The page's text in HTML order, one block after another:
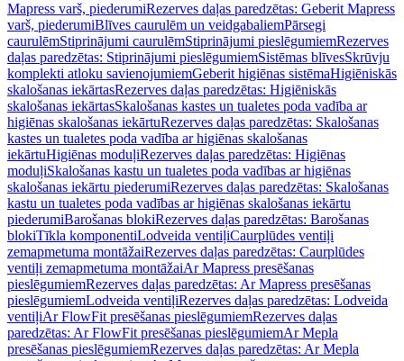
Mapress varš, piederumiRezerves daļas paredzētas: Geberit Mapress
varš, piederumiBlīves caurulēm un veidgabaliemPārsegi
caurulēmStiprinājumi caurulēmStiprinājumi pieslēgumiemRezerves
daļas paredzētas: Stiprinājumi pieslēgumiemSistēmas blīvesSkrūvju
komplekti atloku savienojumiemGeberit higiēnas sistēmaHigiēniskās
skalošanas iekārtasRezerves daļas paredzētas: Higiēniskās
skalošanas iekārtasSkalošanas kastes un tualetes poda vadība ar
higiēnas skalošanas iekārtuRezerves daļas paredzētas: Skalošanas
kastes un tualetes poda vadība ar higiēnas skalošanas
iekārtuHigiēnas moduļiRezerves daļas paredzētas: Higiēnas
moduļiSkalošanas kastu un tualetes poda vadības ar higiēnas
skalošanas iekārtu piederumiRezerves daļas paredzētas: Skalošanas
kastu un tualetes poda vadības ar higiēnas skalošanas iekārtu
piederumiBarošanas blokiRezerves daļas paredzētas: Barošanas
blokiTīkla komponentiLodveida ventiļiCaurplūdes ventiļi
zemapmetuma montāžaiRezerves daļas paredzētas: Caurplūdes
ventiļi zemapmetuma montāžaiAr Mapress presēšanas
pieslēgumiemRezerves daļas paredzētas: Ar Mapress presēšanas
pieslēgumiemLodveida ventiļiRezerves daļas paredzētas: Lodveida
ventiļiAr FlowFit presēšanas pieslēgumiemRezerves daļas
paredzētas: Ar FlowFit presēšanas pieslēgumiemAr Mepla
presēšanas pieslēgumiemRezerves daļas paredzētas: Ar Mepla